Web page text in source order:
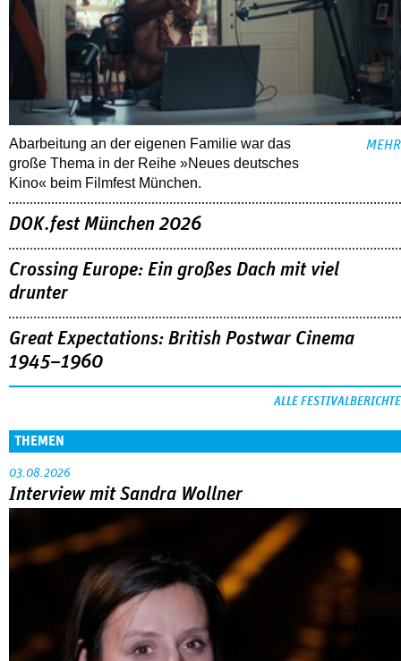
Abarbeitung an der eigenen Familie war das
große Thema in der Reihe »Neues deutsches
Kino« beim Filmfest München.
MEHR
DOK.fest München 2026
Crossing Europe: Ein großes Dach mit viel
drunter
Great Expectations: British Postwar Cinema
1945–1960
ALLE FESTIVALBERICHTE
THEMEN
03.08.2026
Interview mit Sandra Wollner